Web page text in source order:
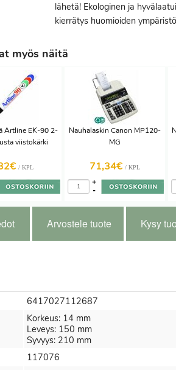
lähetä! Ekologinen ja
kierrätys huomioiden
myös näitä
Artline EK-90 2-
viistokärki
/ KPL
Nauhalaskin Canon MP120-
MG
71,34€ / KPL
-
+
Arvostele tuote Kysy
6417027112687
Korkeus: 14 mm
Leveys: 150 mm
Syvyys: 210 mm
117076